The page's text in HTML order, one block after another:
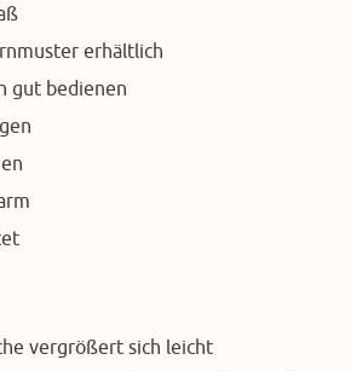
erhältlich
gut bedienen
vergrößert sich leicht